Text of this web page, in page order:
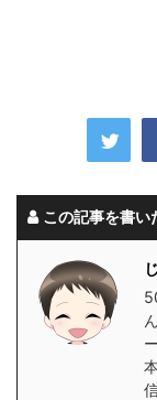
この記事を書い